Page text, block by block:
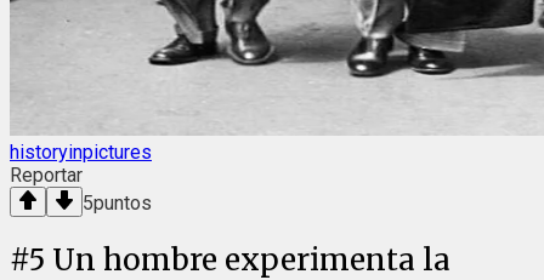
historyinpictures
Reportar
5puntos
#5 Un hombre experimenta la